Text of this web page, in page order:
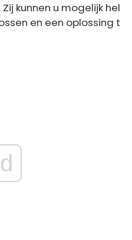
kunnen u mogelijk hel
en een oplossing t